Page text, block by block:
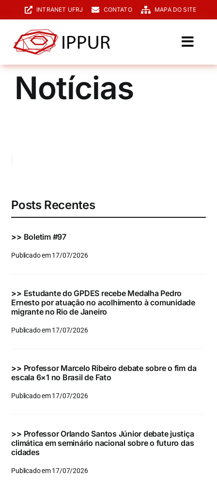
para
conteúdo
INTRANET UFRJ CONTATO MAPA DO SITE
O IPPUR
Graduação
Eventos e Certificados
para:
Notícias
Posts Recentes
>> Boletim #97
Publicado em 17/07/2026
>> Estudante do GPDES recebe Medalha Pedro
Ernesto por atuação no acolhimento à comunidade
migrante no Rio de Janeiro
Publicado em 17/07/2026
>> Professor Marcelo Ribeiro debate sobre o fim da
escala 6×1 no Brasil de Fato
Publicado em 17/07/2026
>> Professor Orlando Santos Júnior debate justiça
climática em seminário nacional sobre o futuro das
cidades
Publicado em 17/07/2026